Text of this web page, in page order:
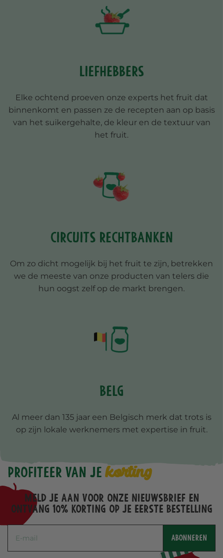
Liefhebbers
Elke ochtend proeven onze experts het fruit dat
binnenkomt en passen ze de recepten aan op basis
van het suikergehalte, de kleur en de textuur van
het fruit.
Circuits rechtbanken
Om zo dicht mogelijk bij het fruit te zijn, betrekken
we de meeste van onze producten van telers die
hun oogst zelf op de markt brengen.
Belg
Al meer dan 135 jaar een Belgisch merk dat trots is
op zijn lokale werknemers met expertise in fruit.
Profiteer van jekorting
Meld je aan voor onze nieuwsbrief en
ontvang 10% korting op je eerste bestelling
ABONNEREN